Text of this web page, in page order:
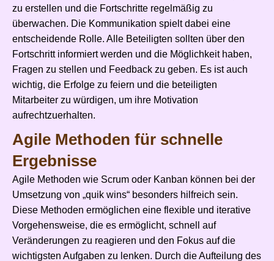
zu erstellen und die Fortschritte regelmäßig zu
überwachen. Die Kommunikation spielt dabei eine
entscheidende Rolle. Alle Beteiligten sollten über den
Fortschritt informiert werden und die Möglichkeit haben,
Fragen zu stellen und Feedback zu geben. Es ist auch
wichtig, die Erfolge zu feiern und die beteiligten
Mitarbeiter zu würdigen, um ihre Motivation
aufrechtzuerhalten.
Agile Methoden für schnelle
Ergebnisse
Agile Methoden wie Scrum oder Kanban können bei der
Umsetzung von „quik wins“ besonders hilfreich sein.
Diese Methoden ermöglichen eine flexible und iterative
Vorgehensweise, die es ermöglicht, schnell auf
Veränderungen zu reagieren und den Fokus auf die
wichtigsten Aufgaben zu lenken. Durch die Aufteilung des